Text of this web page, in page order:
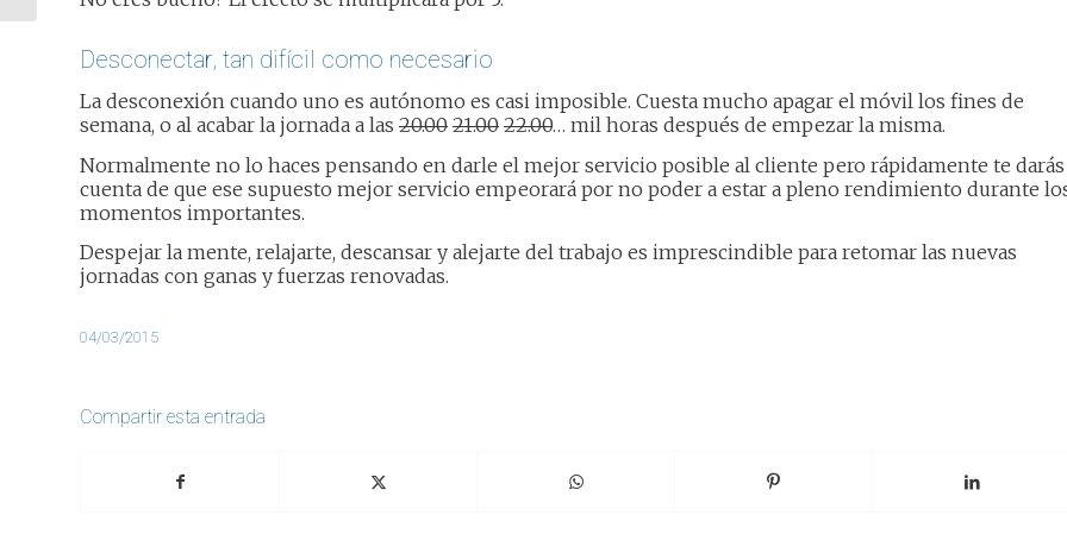
Desconectar, tan difícil como necesario
La desconexión cuando uno es autónomo es casi imposible. Cuesta mucho apagar el móvil los fines de
semana, o al acabar la jornada a las 20.00 21.00 22.00… mil horas después de empezar la misma.
Normalmente no lo haces pensando en darle el mejor servicio posible al cliente pero rápidamente te darás
cuenta de que ese supuesto mejor servicio empeorará por no poder a estar a pleno rendimiento durante
momentos importantes.
Despejar la mente, relajarte, descansar y alejarte del trabajo es imprescindible para retomar las nuevas
jornadas con ganas y fuerzas renovadas.
04/03/2015
Compartir esta entrada